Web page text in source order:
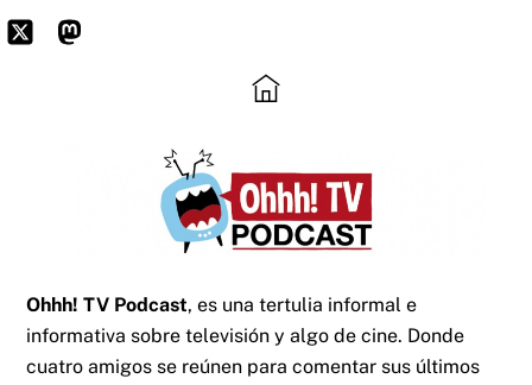
Skip
to
Icon
Mastodon
Ohhh! TV Podcast, es una tertulia informal e
informativa sobre televisión y algo de cine. Donde
cuatro amigos se reúnen para comentar sus últimos